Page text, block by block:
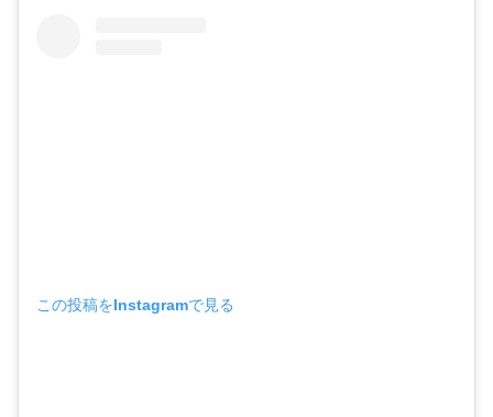
この投稿をInstagramで見る